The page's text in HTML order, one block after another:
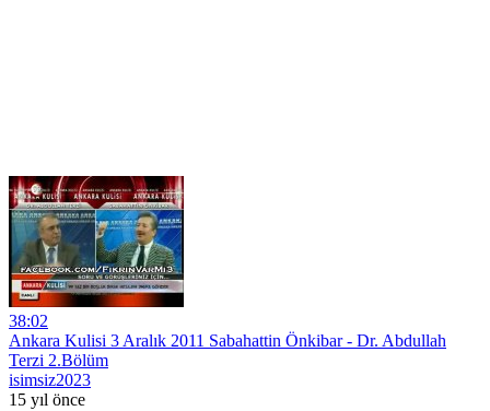
38:02
Ankara Kulisi 3 Aralık 2011 Sabahattin Önkibar - Dr. Abdullah
Terzi 2.Bölüm
isimsiz2023
15 yıl önce